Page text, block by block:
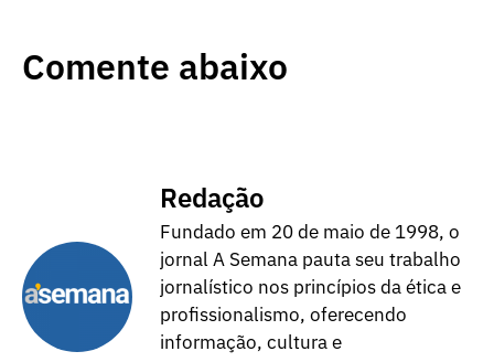
Comente abaixo
Redação
Fundado em 20 de maio de 1998, o
jornal A Semana pauta seu trabalho
jornalístico nos princípios da ética e
profissionalismo, oferecendo
informação, cultura e